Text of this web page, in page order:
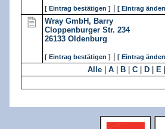
[ Eintrag bestätigen ] [ Eintrag
Wray GmbH, Barry
Cloppenburger Str. 234
26133 Oldenburg
[ Eintrag bestätigen ] [ Eintrag
Alle A B C D E